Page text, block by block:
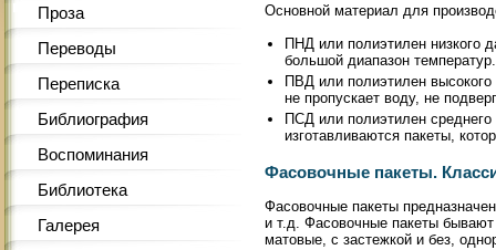
Проза
Переводы
Переписка
Библиография
Воспоминания
Библиотека
Галерея
Основной материал для
ПНД или полиэтилен низкого
большой диапазон
ПВД или полиэтилен
не пропускает воду, не
ПСД или полиэтилен
изготавливаются пакеты,
Фасовочные пакеты.
Фасовочные пакеты
и т.д. Фасовочные пакеты
матовые, с застежкой и без,